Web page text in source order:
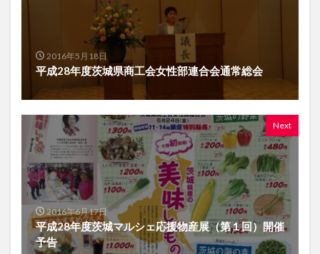
2016年5月18日
平成28年度茨城県商工会女性部連合会通常総会
Next
2016年6月17日
平成28年度茨城マルシェ応援物産展（第１回）開催
予告